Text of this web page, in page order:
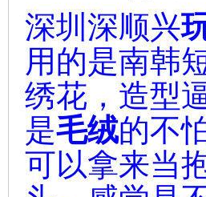
深圳深顺兴
用的是南韩
绣花，造型
是毛绒的不
可以拿来当